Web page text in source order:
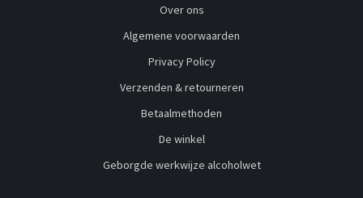
Over ons
Algemene voorwaarden
Privacy Policy
Verzenden & retourneren
Betaalmethoden
De winkel
Geborgde werkwijze alcoholwet